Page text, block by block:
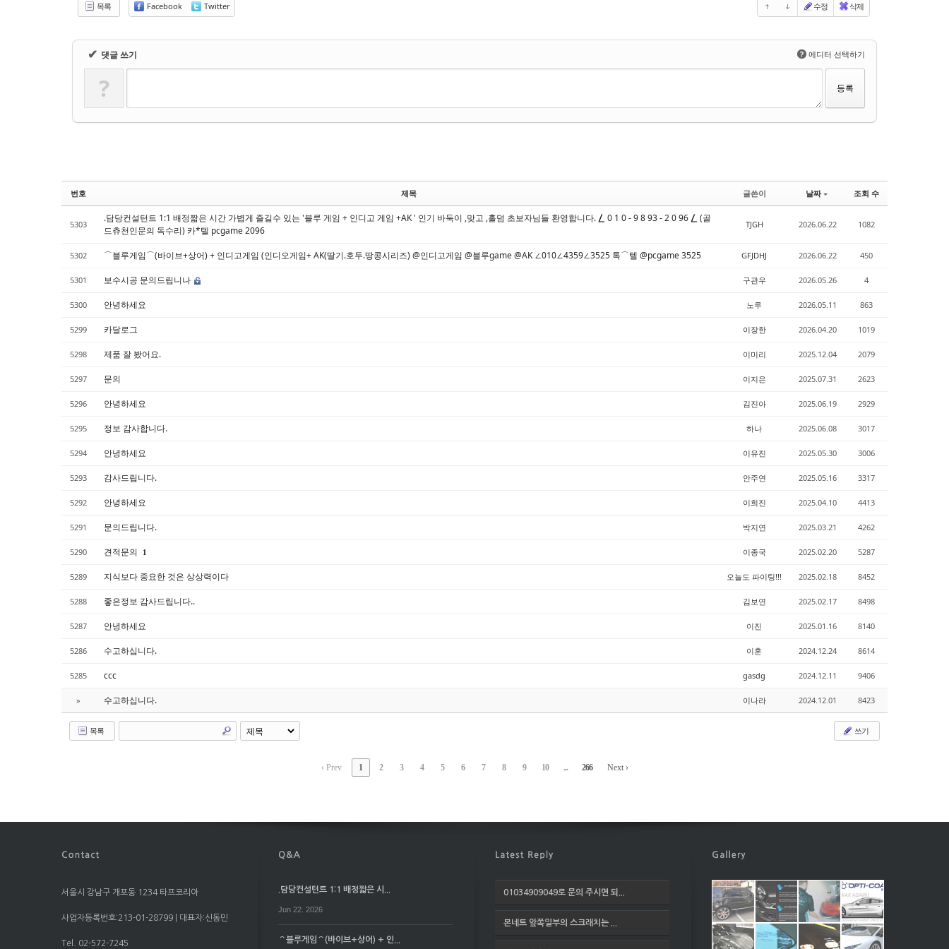
목록 Facebook Twitter 수정 삭제
✔ 댓글 쓰기 ? 에디터 선택하기
?
번호 제목 글쓴이 날짜 조회 수
5303
.담당컨설턴트 1:1 배정짧은 시간 가볍게 즐길수 있는 '블루 게임 + 인디고 게임 +AK ' 인기 바둑이 ,맞고 ,홀덤 초보자님들 환영합니다. ⎳ 0 1 0 - 9 8 93 - 2 0 96 ⎳ (골
드츄천인문의 독수리) 카*텔 pcgame 2096
TJGH 2026.06.22 1082
5302 ⌒블루게임⌒(바이브+상어) + 인디고게임 (인디오게임+ AK(딸기.호두.땅콩시리즈) @인디고게임 @블루game @AK ∠010∠4359∠3525 톡⌒텔 @pcgame 3525 GFJDHJ 2026.06.22 450
5301 보수시공 문의드립니나 구관우 2026.05.26 4
5300 안녕하세요 노루 2026.05.11 863
5299 카달로그 이장한 2026.04.20 1019
5298 제품 잘 봤어요. 이미리 2025.12.04 2079
5297 문의 이지은 2025.07.31 2623
5296 안녕하세요 김진아 2025.06.19 2929
5295 정보 감사합니다. 하나 2025.06.08 3017
5294 안녕하세요 이유진 2025.05.30 3006
5293 감사드립니다. 안주연 2025.05.16 3317
5292 안녕하세요 이희진 2025.04.10 4413
5291 문의드립니다. 박지연 2025.03.21 4262
5290 견적문의 1 이종국 2025.02.20 5287
5289 지식보다 중요한 것은 상상력이다 오늘도 파이팅!!! 2025.02.18 8452
5288 좋은정보 감사드립니다.. 김보연 2025.02.17 8498
5287 안녕하세요 이진 2025.01.16 8140
5286 수고하십니다. 이훈 2024.12.24 8614
5285 ccc gasdg 2024.12.11 9406
» 수고하십니다. 이나라 2024.12.01 8423
목록 쓰기
‹ Prev 1 2 3 4 5 6 7 8 9 10 ... 266 Next ›
Sketchbook5, 스케치북5
Sketchbook5, 스케치북5
서울시 강남구 개포동 1234 타프코리아
사업자등록번호:213-01-28799 | 대표자:신동민
Tel. 02-572-7245
.담당컨설턴트 1:1 배정짧은 시...
Jun 22. 2026
⌒블루게임⌒(바이브+상어) + 인...
01034909049로 문의 주시면 되...
본네트 앞쪽일부의 스크래치는 ...